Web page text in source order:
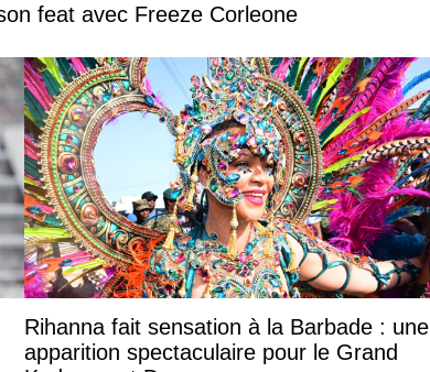
feat avec Freeze Corleone
Rihanna fait sensation à la Barbade : une
apparition spectaculaire pour le Grand